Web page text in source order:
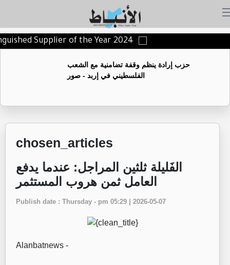
Supplier of the Year 2024
حزب إرادة ينظم وقفة تضامنية مع الشعب
الفلسطيني في إربد - صور
chosen_articles
الفَليلة ثلثين المراجل: عندما يدفع
العامل ثمن هروب المستثمر
Publish date : Thursday - pm 05:29 | 2026-05-07
Alanbatnews -